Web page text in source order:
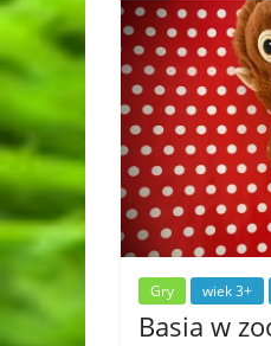
Gry wiek 3+
Basia w